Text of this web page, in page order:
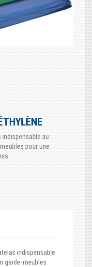
au
pour une
indispensable
garde-meubles